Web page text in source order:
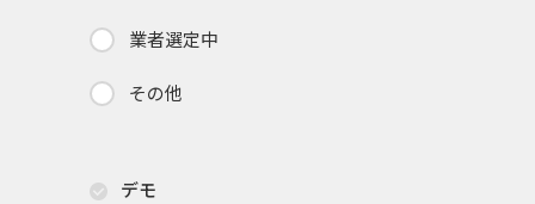
業者選定中
その他
デモ